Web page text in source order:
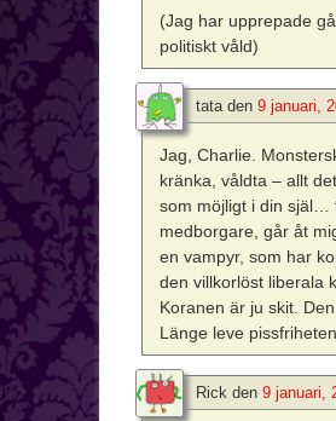
(Jag har upprepade
politiskt våld)
tata den 9 januari,
Jag, Charlie.
kränka, våldta – allt
som möjligt i din själ…
medborgare, går åt
en vampyr, som har
den villkorlöst liberala
Koranen är ju skit.
Länge leve
Rick den 9 januari,